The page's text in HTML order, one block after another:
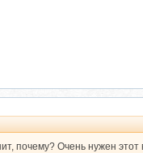
почему? Очень нужен этот